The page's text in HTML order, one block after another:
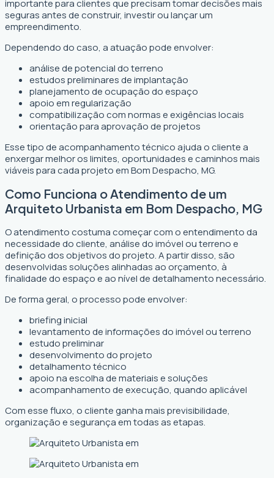
importante para clientes que precisam tomar decisões mais
seguras antes de construir, investir ou lançar um
empreendimento.
Dependendo do caso, a atuação pode envolver:
análise de potencial do terreno
estudos preliminares de implantação
planejamento de ocupação do espaço
apoio em regularização
compatibilização com normas e exigências locais
orientação para aprovação de projetos
Esse tipo de acompanhamento técnico ajuda o cliente a
enxergar melhor os limites, oportunidades e caminhos mais
viáveis para cada projeto em Bom Despacho, MG.
Como Funciona o Atendimento de um
Arquiteto Urbanista em Bom Despacho, MG
O atendimento costuma começar com o entendimento da
necessidade do cliente, análise do imóvel ou terreno e
definição dos objetivos do projeto. A partir disso, são
desenvolvidas soluções alinhadas ao orçamento, à
finalidade do espaço e ao nível de detalhamento necessário.
De forma geral, o processo pode envolver:
briefing inicial
levantamento de informações do imóvel ou terreno
estudo preliminar
desenvolvimento do projeto
detalhamento técnico
apoio na escolha de materiais e soluções
acompanhamento de execução, quando aplicável
Com esse fluxo, o cliente ganha mais previsibilidade,
organização e segurança em todas as etapas.